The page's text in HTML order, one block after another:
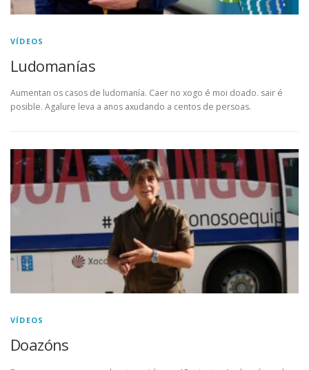
VÍDEOS
Ludomanías
Aumentan os casos de ludomanía. Caer no xogo é moi doado. sair é
posible. Agalure leva a anos axudando a centos de persoas.
VÍDEOS
Doazóns